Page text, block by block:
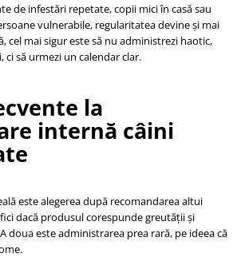
de infestări repetate, copii mici în casă sau
vulnerabile, regularitatea devine și mai
cel mai sigur este să nu administrezi haotic,
să urmezi un calendar clar.
la
internă câini
este alegerea după recomandarea altui
dacă produsul corespunde greutății și
doua este administrarea prea rară, pe ideea că